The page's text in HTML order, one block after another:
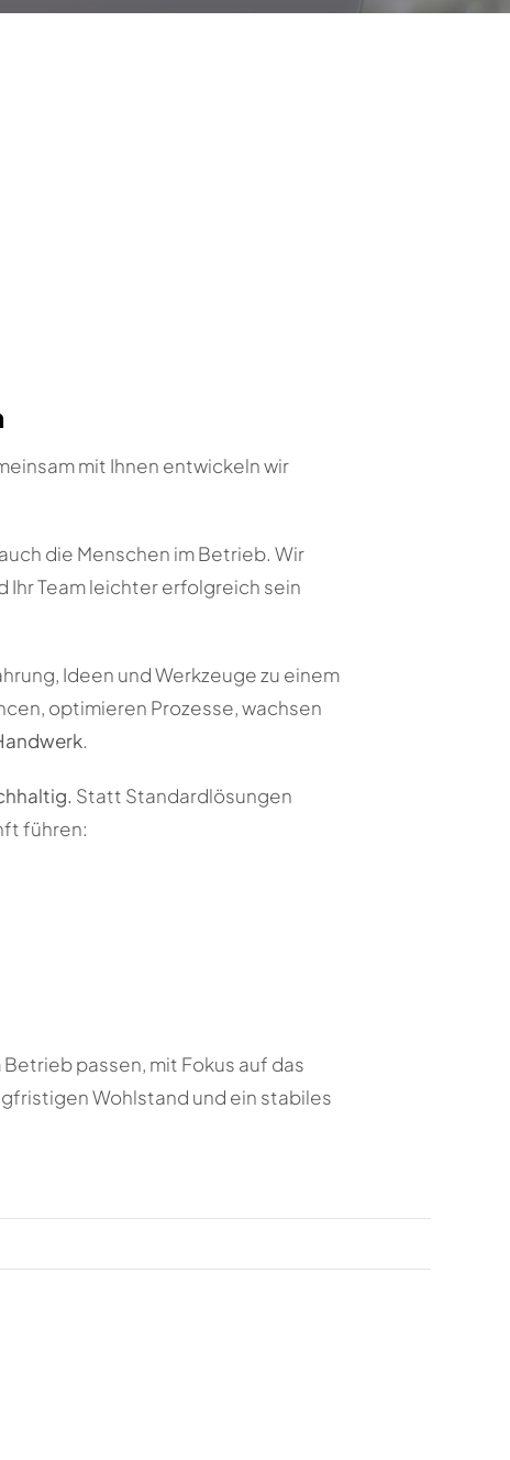
mit Ihnen entwickeln wir
die Menschen im Betrieb. Wir
Ihr Team leichter erfolgreich sein
Ideen und Werkzeuge zu einem
optimieren Prozesse, wachsen
.
Statt Standardlösungen
führen:
passen, mit Fokus auf das
Wohlstand und ein stabiles